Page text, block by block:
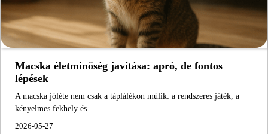
Macska életminőség javítása: apró, de fontos
lépések
A macska jóléte nem csak a táplálékon múlik: a rendszeres játék, a
kényelmes fekhely és…
2026-05-27